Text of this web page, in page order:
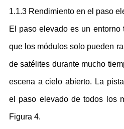
1.1.3 Rendimiento en el paso
El paso elevado es un entorno
que los módulos solo pueden
de satélites durante mucho
escena a cielo abierto. La
el paso elevado de todos los
Figura 4.